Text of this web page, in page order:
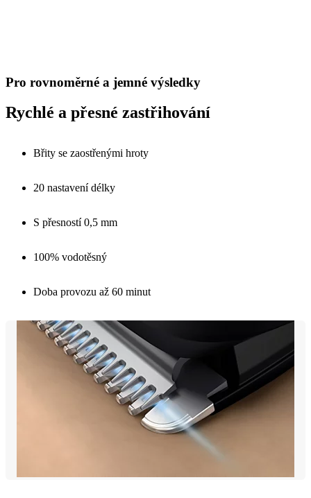
Pro rovnoměrné a jemné výsledky
Rychlé a přesné zastřihování
Břity se zaostřenými hroty
20 nastavení délky
S přesností 0,5 mm
100% vodotěsný
Doba provozu až 60 minut